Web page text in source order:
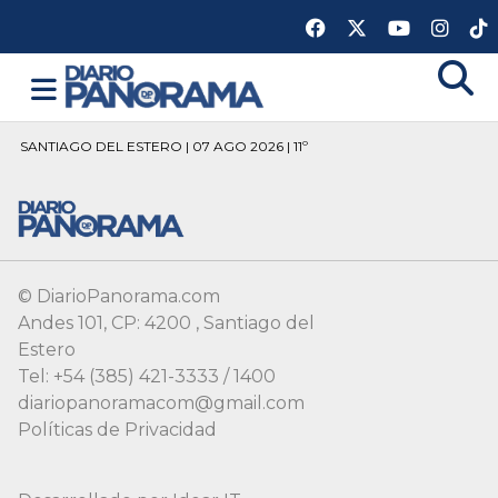
SANTIAGO DEL ESTERO | 07 AGO 2026 | 11º
© DiarioPanorama.com
Andes 101, CP: 4200 , Santiago del
Estero
Tel: +54 (385) 421-3333 / 1400
diariopanoramacom@gmail.com
Políticas de Privacidad